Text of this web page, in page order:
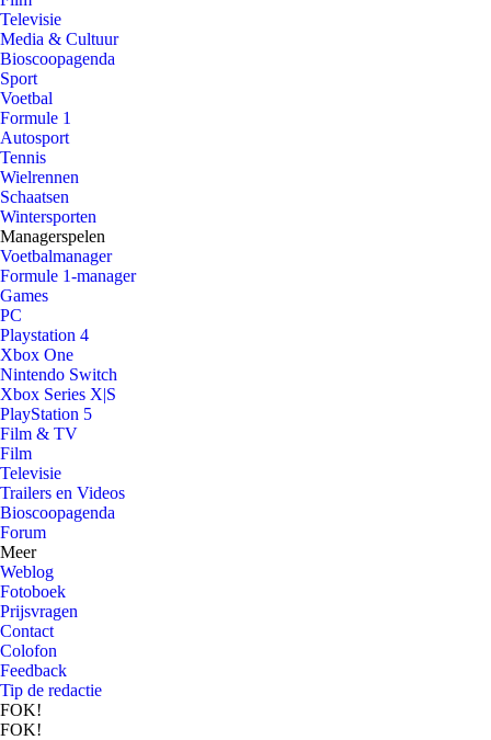
Televisie
Media & Cultuur
Bioscoopagenda
Sport
Voetbal
Formule 1
Autosport
Tennis
Wielrennen
Schaatsen
Wintersporten
Managerspelen
Voetbalmanager
Formule 1-manager
Games
PC
Playstation 4
Xbox One
Nintendo Switch
Xbox Series X|S
PlayStation 5
Film & TV
Film
Televisie
Trailers en Videos
Bioscoopagenda
Forum
Meer
Weblog
Fotoboek
Prijsvragen
Contact
Colofon
Feedback
Tip de redactie
FOK!
FOK!